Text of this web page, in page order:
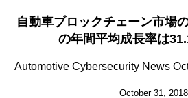
自動車ブロックチェーン市場
の年間平均成長率は
Automotive Cybersecurity News
October 31, 2018